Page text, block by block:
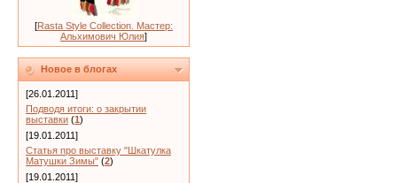
[Rasta Style Collection. Мастер:
Альхимович Юлия]
Новое в блогах
[26.01.2011]
Подводя итоги: о закрытии
выставки (1)
[19.01.2011]
Статья про выставку "Шкатулка
Матушки Зимы" (2)
[19.01.2011]